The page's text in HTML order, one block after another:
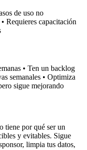
de uso no
Requieres capacitación
• Ten un backlog
semanales • Optimiza
sigue mejorando
tiene por qué ser un
y evitables. Sigue
limpia tus datos,